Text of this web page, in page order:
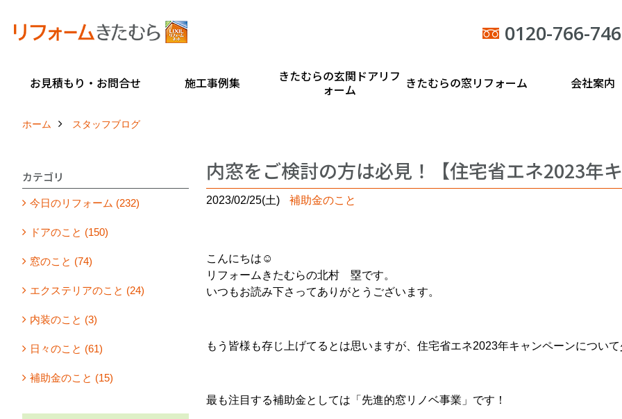
0120-766-746
お見積もり・お問合せ 施工事例集
きたむらの玄関ドアリフ
ォーム
きたむらの窓リフォーム 会社案内
ホーム スタッフブログ
内窓をご検討の方は必見！【住宅省エネ2023年
2023/02/25(土) 補助金のこと
こんにちは☺
リフォームきたむらの北村 塁です。
いつもお読み下さってありがとうございます。
もう皆様も存じ上げてるとは思いますが、住宅省エネ2023年キャンペーンについ
最も注目する補助金としては「先進的窓リノベ事業」です！
カテゴリ
今日のリフォーム (232)
ドアのこと (150)
窓のこと (74)
エクステリアのこと (24)
内装のこと (3)
日々のこと (61)
補助金のこと (15)